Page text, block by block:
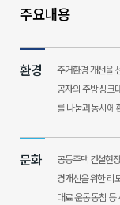
주요내용
환경 주거환경 개선을
공자의 주방 싱크
를 나눔과 동시에
문화
공동주택 건설현
경개선을 위한 리
대료 운동 동참